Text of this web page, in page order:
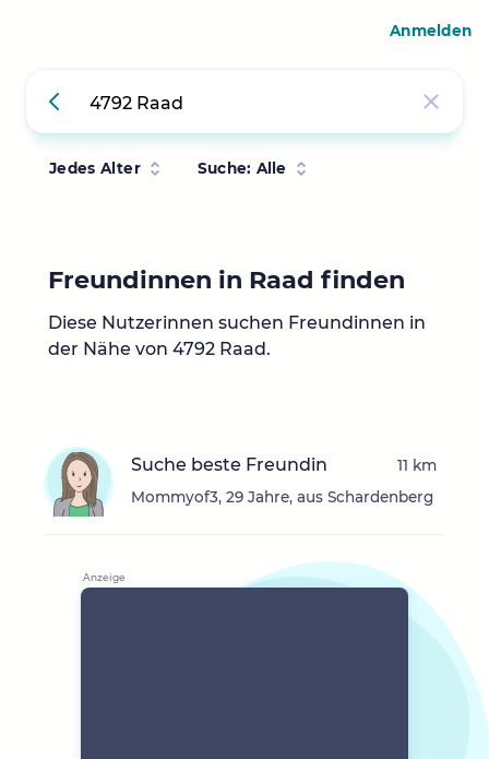
Jedes Alter Suche: Alle
Freundinnen in Raad finden
Diese Nutzerinnen suchen Freundinnen in
der Nähe von 4792 Raad.
Suche beste Freundin
Mommyof3, 29 Jahre, aus Schardenberg
11 km
Anmelden